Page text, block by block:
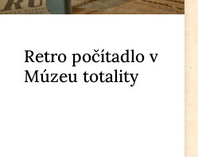
Retro počítadlo v
Múzeu totality